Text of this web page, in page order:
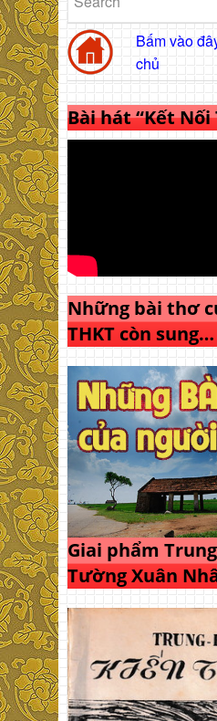
Bấm vào
chủ
Bài hát “Kết Nối
Những bài thơ
THKT còn sung…
Giai phẩm
Tường Xuân